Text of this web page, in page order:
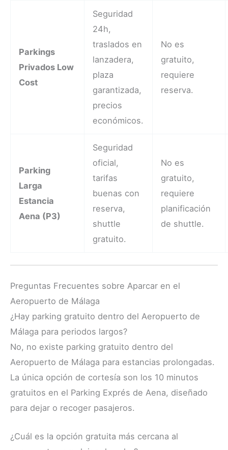
Parkings
Privados Low
Cost
Seguridad
24h,
traslados en
lanzadera,
plaza
garantizada,
precios
económicos.
No es
gratuito,
requiere
reserva.
Parking
Larga
Estancia
Aena (P3)
Seguridad
oficial,
tarifas
buenas con
reserva,
shuttle
gratuito.
No es
gratuito,
requiere
planificación
de shuttle.
Preguntas Frecuentes sobre Aparcar en el
Aeropuerto de Málaga
¿Hay parking gratuito dentro del Aeropuerto de
Málaga para periodos largos?
No, no existe parking gratuito dentro del
Aeropuerto de Málaga para estancias prolongadas.
La única opción de cortesía son los 10 minutos
gratuitos en el Parking Exprés de Aena, diseñado
para dejar o recoger pasajeros.
¿Cuál es la opción gratuita más cercana al